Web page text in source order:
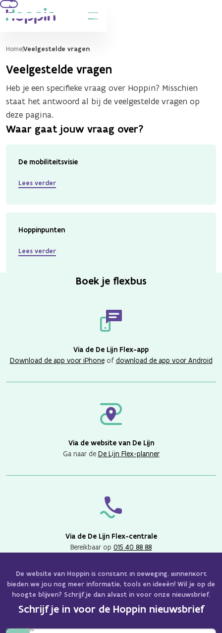
hoofdinhoud
HomeVeelgestelde vragen
Veelgestelde vragen
Heb je een specifieke vraag over Hoppin? Misschien
staat het antwoord al bij de veelgestelde vragen op
deze pagina.
Waar gaat jouw vraag over?
De mobiliteitsvisie
Lees verder
Hoppinpunten
Lees verder
Boek je flexbus
Via de De Lijn Flex-app
Download de app voor iPhoneof download de app voor Android
Via de website van De Lijn
Ga naar de De Lijn Flex-planner
Via de De Lijn Flex-centrale
Bereikbaar op 015 40 88 88
De website van Hoppin is constant in beweging. Binnenkort
bieden we jou nog meer informatie, tools en ideeën! Wil je op de
hoogte blijven? Schrijf je dan alvast in voor onze nieuwsbrief.
Schrijf je in voor de Hoppin nieuwsbrief
E-mailadres